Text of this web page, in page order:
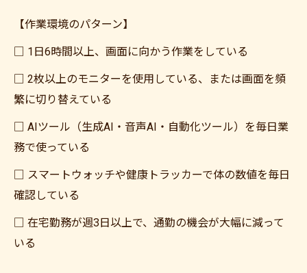
【作業環境のパターン】
□ 1日6時間以上、画面に向かう作業をしている
□ 2枚以上のモニターを使用している、または画面を頻
繁に切り替えている
□ AIツール（生成AI・音声AI・自動化ツール）を毎日業
務で使っている
□ スマートウォッチや健康トラッカーで体の数値を毎日
確認している
□ 在宅勤務が週3日以上で、通勤の機会が大幅に減って
いる